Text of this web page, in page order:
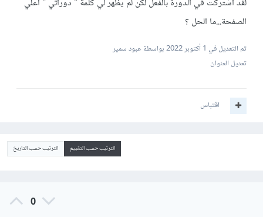
لقد اشتركت في الدورة بالفعل لكن لم يظهر لي كلمة " دوراتي " اعلي
الصفحة...ما الحل ؟
تم التعديل في 1 أكتوبر 2022
بواسطة عبود سمير
تعديل العنوان
اقتباس
الترتيب حسب التقييم الترتيب حسب التاريخ
0